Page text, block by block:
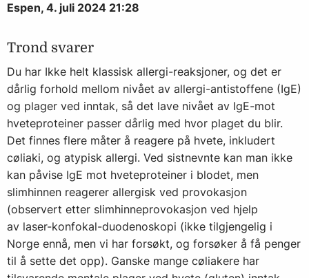
Espen, 4. juli 2024 21:28
Trond svarer
Du har Ikke helt klassisk allergi-reaksjoner, og det er
dårlig forhold mellom nivået av allergi-antistoffene (IgE)
og plager ved inntak, så det lave nivået av IgE-mot
hveteproteiner passer dårlig med hvor plaget du blir.
Det finnes flere måter å reagere på hvete, inkludert
cøliaki, og atypisk allergi. Ved sistnevnte kan man ikke
kan påvise IgE mot hveteproteiner i blodet, men
slimhinnen reagerer allergisk ved provokasjon
(observert etter slimhinneprovokasjon ved hjelp
av laser-konfokal-duodenoskopi (ikke tilgjengelig i
Norge ennå, men vi har forsøkt, og forsøker å få penger
til å sette det opp). Ganske mange cøliakere har